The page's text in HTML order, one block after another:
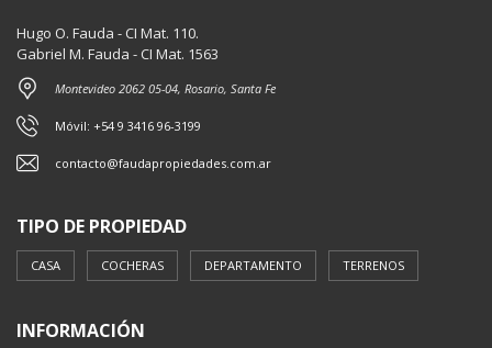
Hugo O. Fauda - CI Mat. 110.
Gabriel M. Fauda - CI Mat. 1563
Montevideo 2062 05-04, Rosario, Santa Fe
Móvil: +54 9 3416 96-3199
contacto@faudapropiedades.com.ar
TIPO DE PROPIEDAD
CASA COCHERAS DEPARTAMENTO TERRENOS
INFORMACIÓN